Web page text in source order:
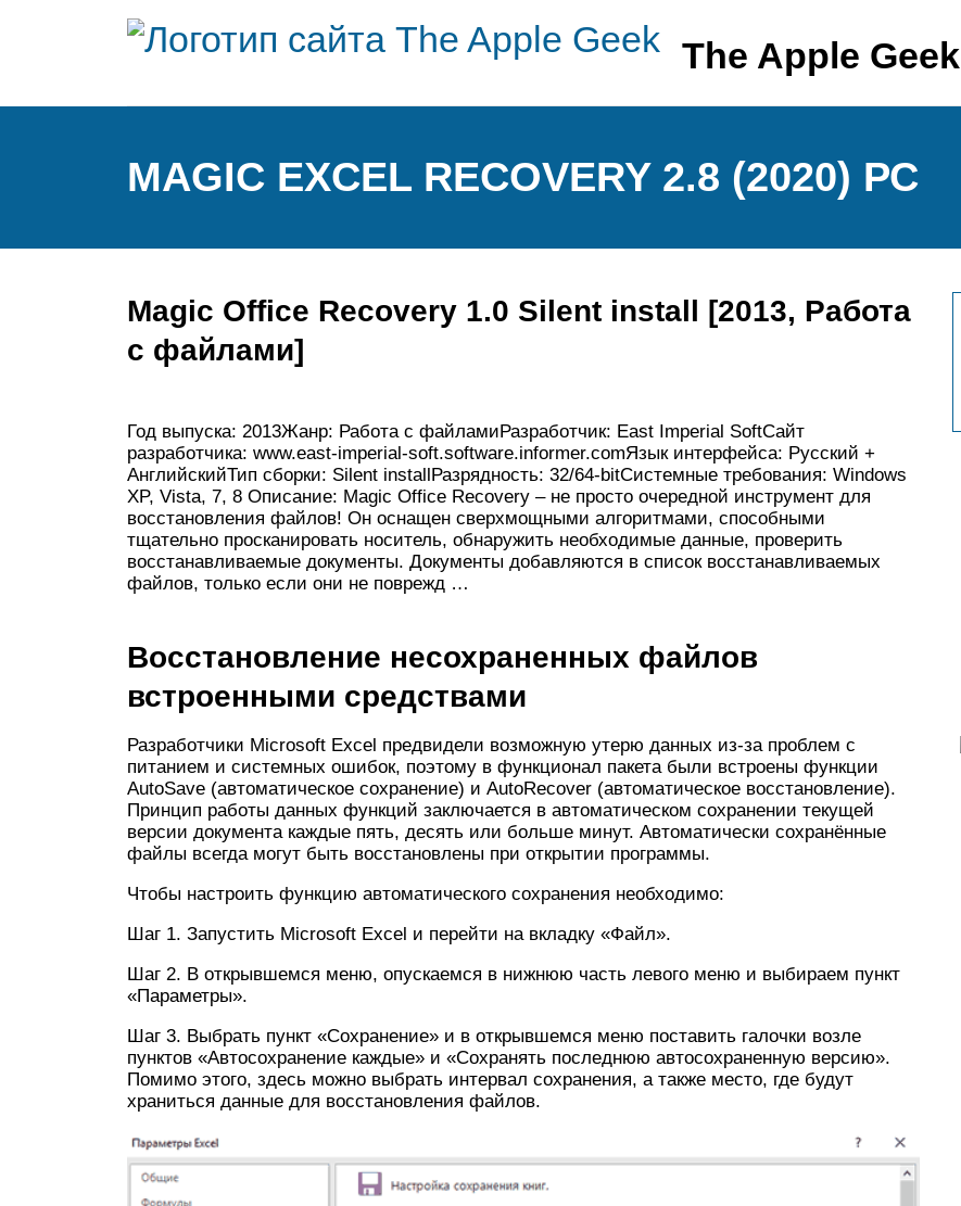
The Apple Geek
MAGIC EXCEL RECOVERY 2.8 (2020) РС
Magic Office Recovery 1.0 Silent install [2013, Работа
с файлами]
Год выпуска: 2013Жанр: Работа с файламиРазработчик: East Imperial SoftСайт
разработчика: www.east-imperial-soft.software.informer.comЯзык интерфейса: Русский +
АнглийскийТип сборки: Silent installРазрядность: 32/64-bitСистемные требования: Windows
XP, Vista, 7, 8 Описание: Magic Office Recovery – не просто очередной инструмент для
восстановления файлов! Он оснащен сверхмощными алгоритмами, способными
тщательно просканировать носитель, обнаружить необходимые данные, проверить
восстанавливаемые документы. Документы добавляются в список восстанавливаемых
файлов, только если они не поврежд …
Восстановление несохраненных файлов
встроенными средствами
Разработчики Microsoft Excel предвидели возможную утерю данных из-за проблем с
питанием и системных ошибок, поэтому в функционал пакета были встроены функции
AutoSave (автоматическое сохранение) и AutoRecover (автоматическое восстановление).
Принцип работы данных функций заключается в автоматическом сохранении текущей
версии документа каждые пять, десять или больше минут. Автоматически сохранённые
файлы всегда могут быть восстановлены при открытии программы.
Чтобы настроить функцию автоматического сохранения необходимо:
Шаг 1. Запустить Microsoft Excel и перейти на вкладку «Файл».
Шаг 2. В открывшемся меню, опускаемся в нижнюю часть левого меню и выбираем пункт
«Параметры».
Шаг 3. Выбрать пункт «Сохранение» и в открывшемся меню поставить галочки возле
пунктов «Автосохранение каждые» и «Сохранять последнюю автосохраненную версию».
Помимо этого, здесь можно выбрать интервал сохранения, а также место, где будут
храниться данные для восстановления файлов.